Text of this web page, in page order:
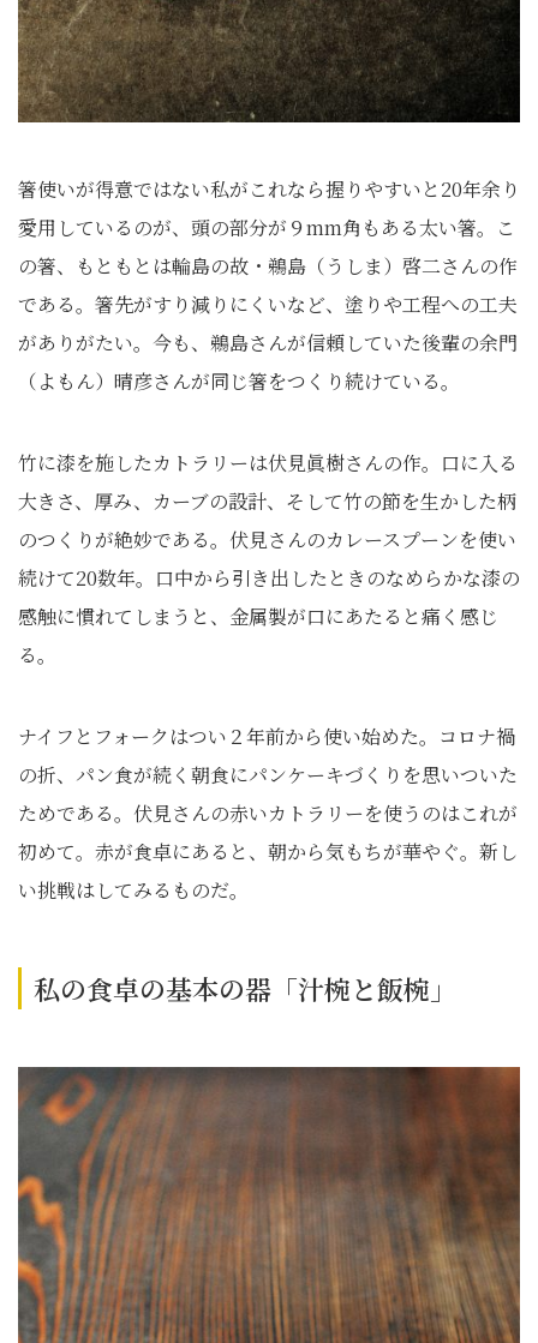
箸使いが得意ではない私がこれなら握りやすいと20年余り
愛用しているのが、頭の部分が９mm角もある太い箸。こ
の箸、もともとは輪島の故・鵜島（うしま）啓二さんの作
である。箸先がすり減りにくいなど、塗りや工程への工夫
がありがたい。今も、鵜島さんが信頼していた後輩の余門
（よもん）晴彦さんが同じ箸をつくり続けている。
竹に漆を施したカトラリーは伏見眞樹さんの作。口に入る
大きさ、厚み、カーブの設計、そして竹の節を生かした柄
のつくりが絶妙である。伏見さんのカレースプーンを使い
続けて20数年。口中から引き出したときのなめらかな漆の
感触に慣れてしまうと、金属製が口にあたると痛く感じ
る。
ナイフとフォークはつい２年前から使い始めた。コロナ禍
の折、パン食が続く朝食にパンケーキづくりを思いついた
ためである。伏見さんの赤いカトラリーを使うのはこれが
初めて。赤が食卓にあると、朝から気もちが華やぐ。新し
い挑戦はしてみるものだ。
私の食卓の基本の器「汁椀と飯椀」